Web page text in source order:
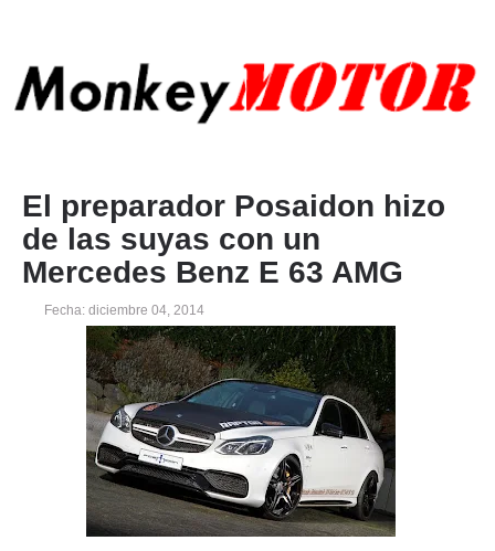
El preparador Posaidon hizo
de las suyas con un
Mercedes Benz E 63 AMG
Fecha: diciembre 04, 2014